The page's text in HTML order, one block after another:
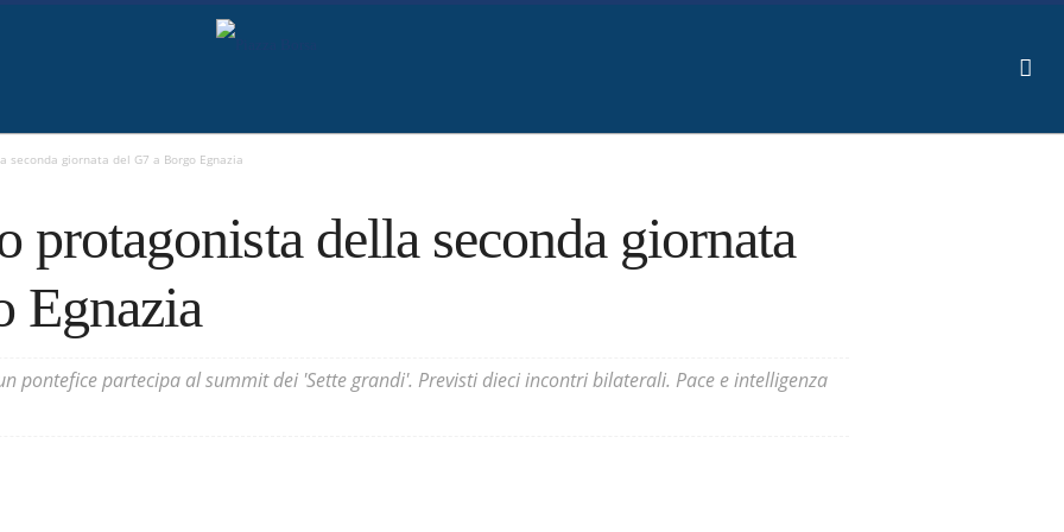
seconda giornata del G7 a Borgo Egnazia
protagonista della seconda giornata
Egnazia
pontefice partecipa al summit dei 'Sette grandi'. Previsti dieci incontri bilaterali. Pace e intelligenza